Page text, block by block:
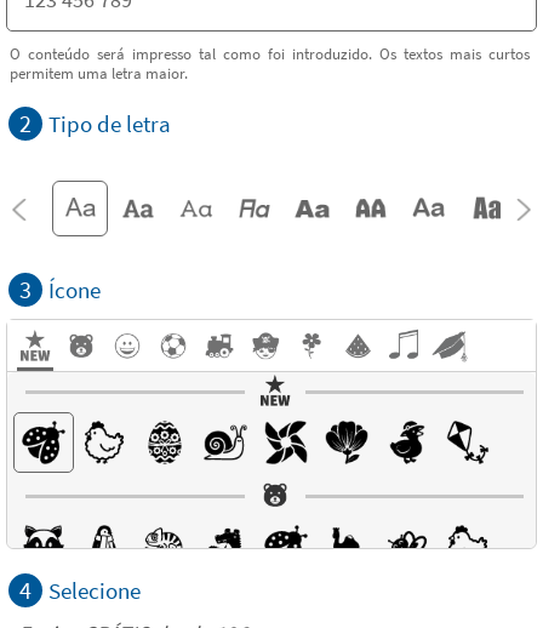
O conteúdo será impresso tal como foi introduzido. Os textos mais curtos
permitem uma letra maior.
2 Tipo de letra
3 Ícone
4 Selecione